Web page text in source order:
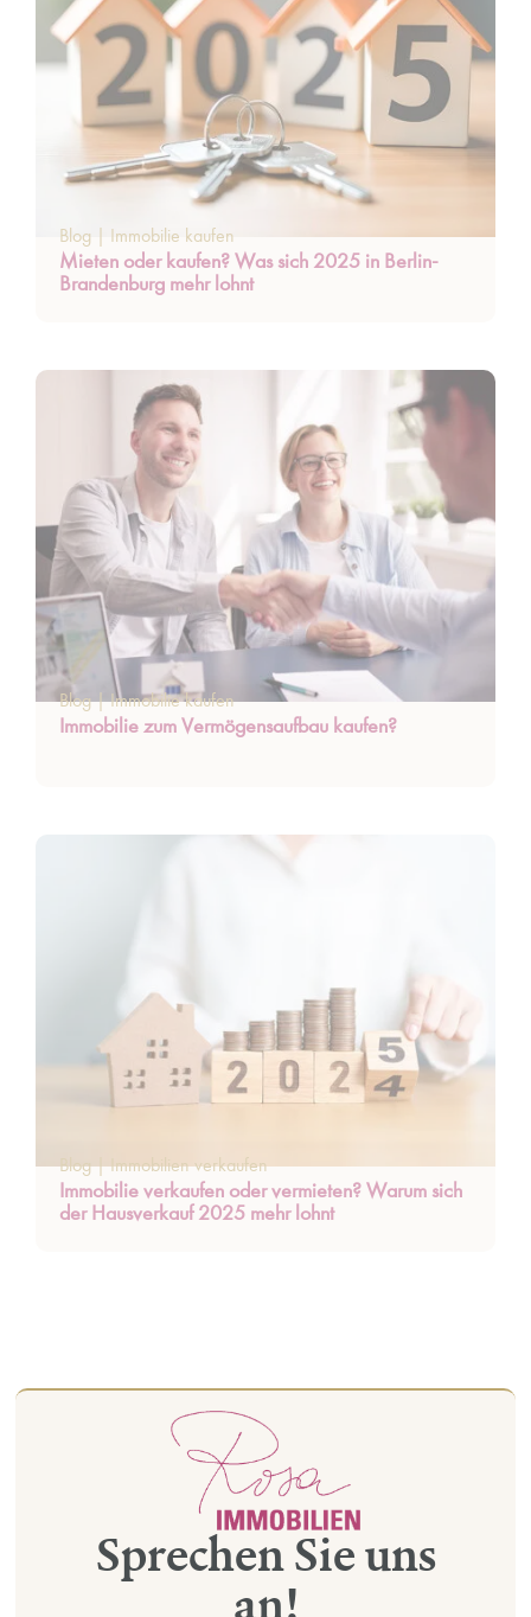
Blog Immobilie kaufen
Mieten oder kaufen? Was sich 2025 in Berlin-
Brandenburg mehr lohnt
Blog| Immobilie kaufen
Immobilie zum Vermögensaufbau kaufen?
Blog| Immobilien verkaufen
Immobilie verkaufen oder vermieten? Warum sich
der Hausverkauf 2025 mehr lohnt